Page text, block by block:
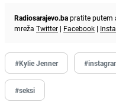
Radiosarajevo.bapratite putem
mreža Twitter | Facebook |
#Kylie Jenner
#seksi